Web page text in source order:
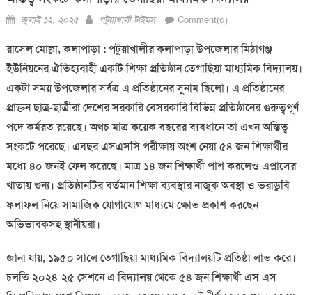
Posted
জুলাই ১২, ২০২৫ Author
পটুয়াখালী টাইমস Comment(০)
রাসেল মোল্লা, কলাপাড়া : পটুয়াখালীর কলাপাড়া উপজেলার মিঠাগঞ্জ
ইউনিয়নের ঐতিহ্যবাহী একটি শিক্ষা প্রতিষ্ঠান তেগাছিয়া মাধ্যমিক বিদ্যালয়।
একটা সময় উপজেলার সর্বত্র এ প্রতিষ্ঠানের সুনাম ছিলো। এ প্রতিষ্ঠানের
প্রাক্তন ছাত্র-ছাত্রীরা দেশের সরকারি বেসরকারি বিভিন্ন প্রতিষ্ঠানের গুরুত্বপূর্ণ
পদে কর্মরত রয়েছে। অথচ মাত্র কয়েক বছরের ব্যবধানে তা এখন অস্তিত্ব
সংকটে পরেছে। এবছর এসএসসি পরীক্ষায় অংশ নেয়া ৫৪ জন শিক্ষার্থীর
মধ্যে ৪০ জনই ফেল করেছে। মাত্র ১৪ জন শিক্ষার্থী পাশ করলেও এপ্লাসের
খাতায় শুন্য। প্রতিষ্ঠানটির বর্তমান শিক্ষা ব্যবস্থার নাজুক অবস্থা ও ভরাডুবি
ফলাফল নিয়ে সামাজিক যোগাযোগ মাধ্যমে ক্ষোভ প্রকাশ করছেন
অভিভাবকসহ স্থানীয়রা।
জানা যায়, ১৯৫০ সালে তেগাছিয়া মাধ্যমিক বিদ্যালয়টি প্রতিষ্ঠা লাভ করে।
চলতি ২০২৪-২৫ সেশনে এ বিদ্যালয় থেকে ৫৪ জন শিক্ষার্থী এস এস